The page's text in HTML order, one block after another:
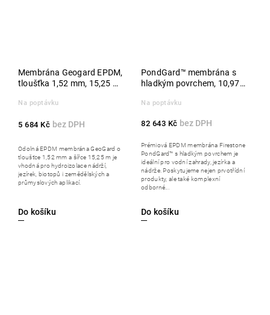
Membrána Geogard EPDM,
tloušťka 1,52 mm, 15,25 m,
Na poptávku
5 684 Kč
Do košíku
Odolná EPDM membrána GeoGard o
tloušťce 1,52 mm a šířce 15,25 m je
vhodná pro hydroizolace nádrží,
jezírek, biotopů i zemědělských a
průmyslových aplikací.
PondGard™ membrána s
hladkým povrchem, 10,97 x
Na poptávku
82 643 Kč
Do košíku
Prémiová EPDM membrána Firestone
PondGard™ s hladkým povrchem je
ideální pro vodní zahrady, jezírka a
nádrže. Poskytujeme nejen prvotřídní
produkty, ale také komplexní
odborné...